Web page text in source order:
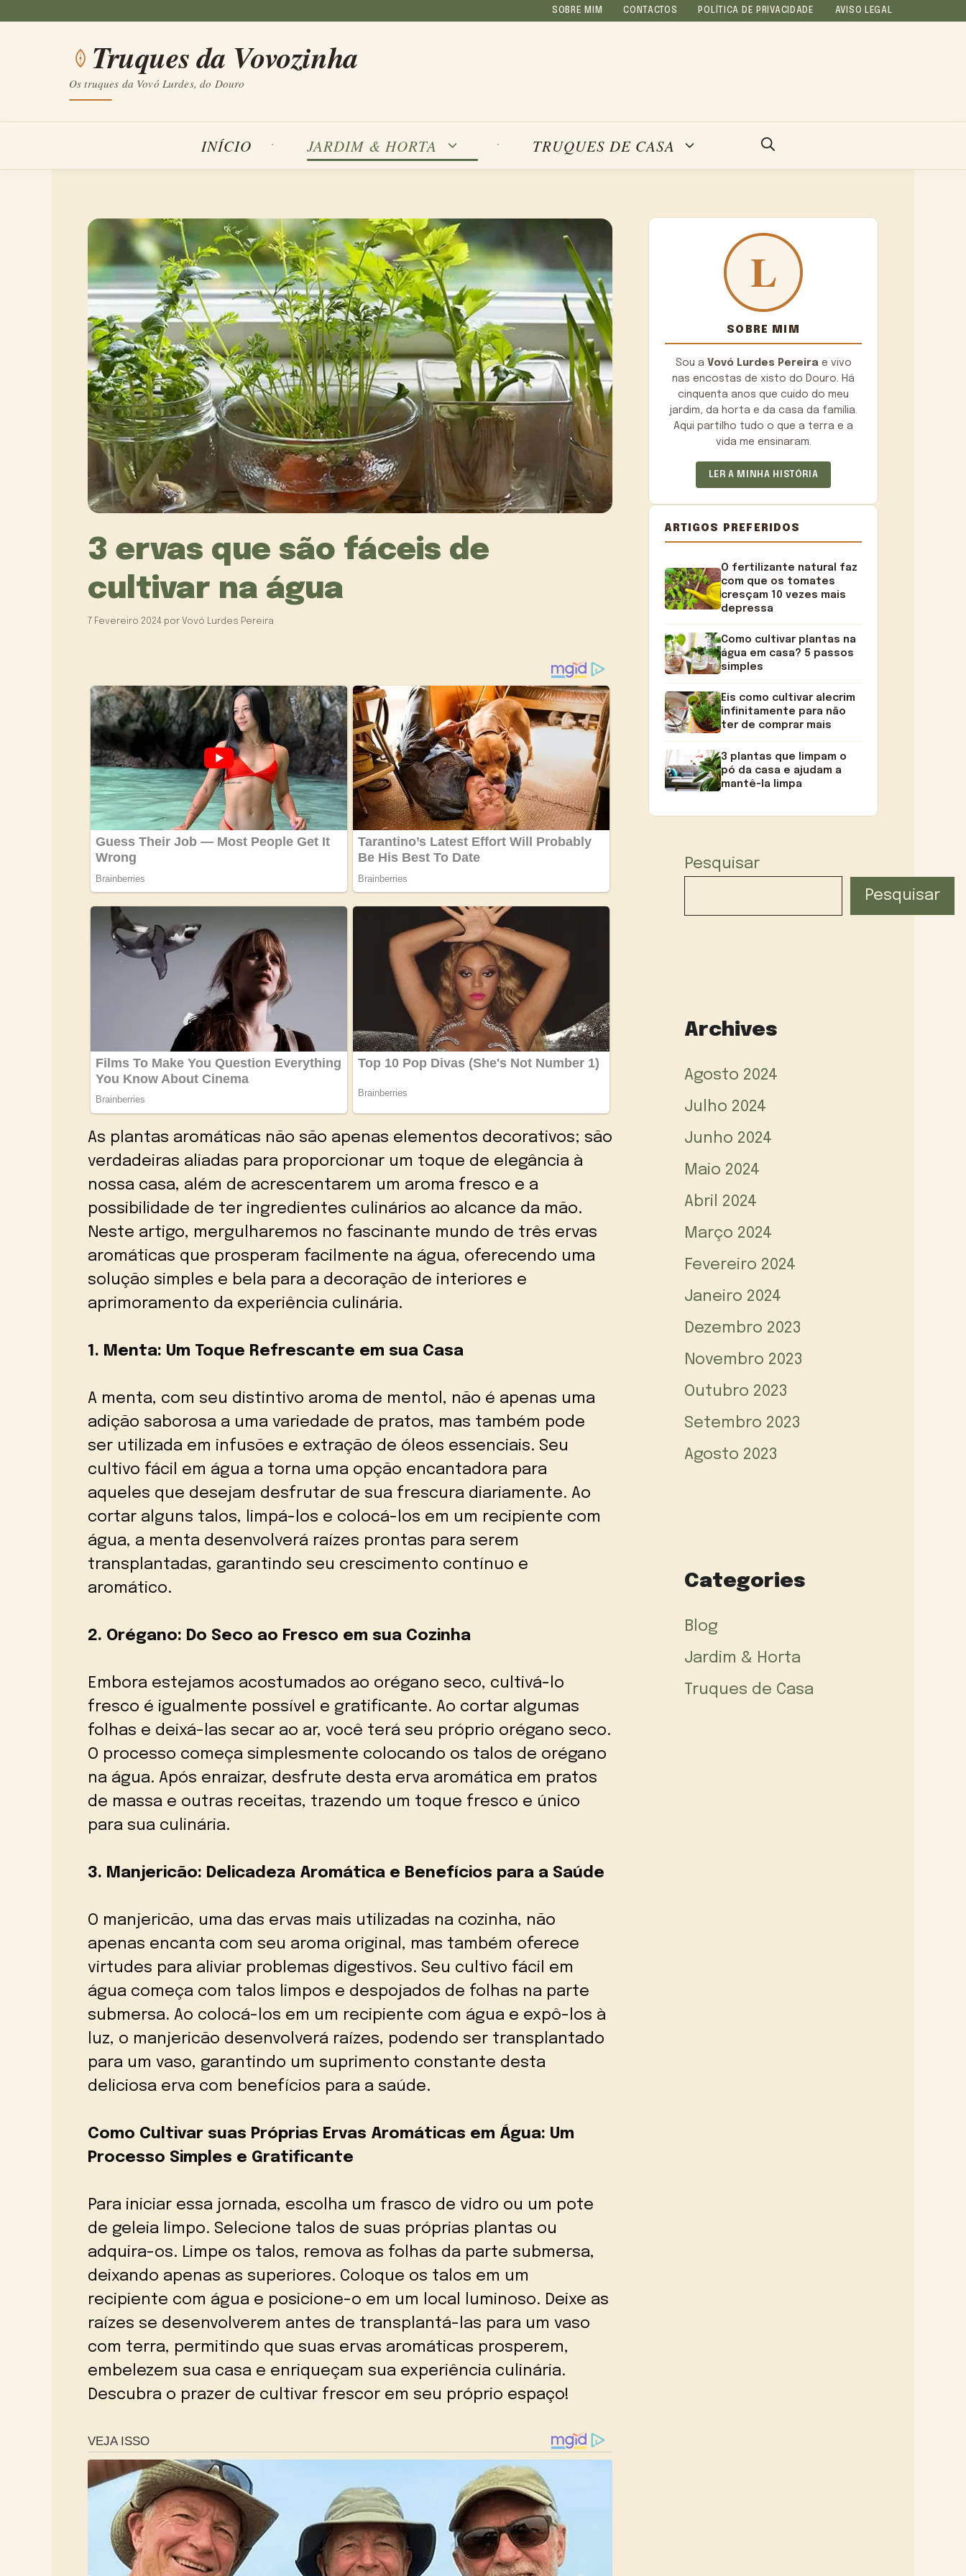
conteúdo
SOBRE MIM CONTACTOS POLÍTICA DE PRIVACIDADE AVISO LEGAL
Truques da Vovozinha
Os truques da Vovó Lurdes, do Douro
INÍCIO JARDIM & HORTA TRUQUES DE CASA
3 ervas que são fáceis de
cultivar na água
7 Fevereiro 2024 por Vovó Lurdes Pereira
As plantas aromáticas não são apenas elementos decorativos; são
verdadeiras aliadas para proporcionar um toque de elegância à
nossa casa, além de acrescentarem um aroma fresco e a
possibilidade de ter ingredientes culinários ao alcance da mão.
Neste artigo, mergulharemos no fascinante mundo de três ervas
aromáticas que prosperam facilmente na água, oferecendo uma
solução simples e bela para a decoração de interiores e
aprimoramento da experiência culinária.
1. Menta: Um Toque Refrescante em sua Casa
A menta, com seu distintivo aroma de mentol, não é apenas uma
adição saborosa a uma variedade de pratos, mas também pode
ser utilizada em infusões e extração de óleos essenciais. Seu
cultivo fácil em água a torna uma opção encantadora para
aqueles que desejam desfrutar de sua frescura diariamente. Ao
cortar alguns talos, limpá-los e colocá-los em um recipiente com
água, a menta desenvolverá raízes prontas para serem
transplantadas, garantindo seu crescimento contínuo e
aromático.
2. Orégano: Do Seco ao Fresco em sua Cozinha
Embora estejamos acostumados ao orégano seco, cultivá-lo
fresco é igualmente possível e gratificante. Ao cortar algumas
folhas e deixá-las secar ao ar, você terá seu próprio orégano seco.
O processo começa simplesmente colocando os talos de orégano
na água. Após enraizar, desfrute desta erva aromática em pratos
de massa e outras receitas, trazendo um toque fresco e único
para sua culinária.
3. Manjericão: Delicadeza Aromática e Benefícios para a Saúde
O manjericão, uma das ervas mais utilizadas na cozinha, não
apenas encanta com seu aroma original, mas também oferece
virtudes para aliviar problemas digestivos. Seu cultivo fácil em
água começa com talos limpos e despojados de folhas na parte
submersa. Ao colocá-los em um recipiente com água e expô-los à
luz, o manjericão desenvolverá raízes, podendo ser transplantado
para um vaso, garantindo um suprimento constante desta
deliciosa erva com benefícios para a saúde.
Como Cultivar suas Próprias Ervas Aromáticas em Água: Um
Processo Simples e Gratificante
Para iniciar essa jornada, escolha um frasco de vidro ou um pote
de geleia limpo. Selecione talos de suas próprias plantas ou
adquira-os. Limpe os talos, remova as folhas da parte submersa,
deixando apenas as superiores. Coloque os talos em um
recipiente com água e posicione-o em um local luminoso. Deixe as
raízes se desenvolverem antes de transplantá-las para um vaso
com terra, permitindo que suas ervas aromáticas prosperem,
embelezem sua casa e enriqueçam sua experiência culinária.
Descubra o prazer de cultivar frescor em seu próprio espaço!
SOBRE MIM
Sou a Vovó Lurdes Pereirae vivo
nas encostas de xisto do Douro. Há
cinquenta anos que cuido do meu
jardim, da horta e da casa da família.
Aqui partilho tudo o que a terra e a
vida me ensinaram.
LER A MINHA HISTÓRIA
ARTIGOS PREFERIDOS
O fertilizante natural faz
com que os tomates
cresçam 10 vezes mais
depressa
Como cultivar plantas na
água em casa? 5 passos
simples
Eis como cultivar alecrim
infinitamente para não
ter de comprar mais
3 plantas que limpam o
pó da casa e ajudam a
mantê-la limpa
Pesquisar
Pesquisar
Archives
Agosto 2024
Julho 2024
Junho 2024
Maio 2024
Abril 2024
Março 2024
Fevereiro 2024
Janeiro 2024
Dezembro 2023
Novembro 2023
Outubro 2023
Setembro 2023
Agosto 2023
Categories
Blog
Jardim & Horta
Truques de Casa